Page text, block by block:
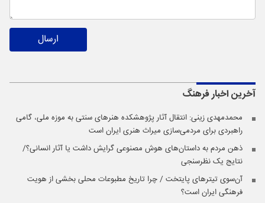
ارسال
آخرین اخبارفرهنگ
محمدمهدی زینی: انتقال آثار پژوهشکده هنرهای سنتی به موزه ملی، گامی
راهبردی برای مردمی‌سازی میراث هنری ایران است
ذهن مردم به داستان‌های هوش مصنوعی گرایش داشت یا آثار انسانی؟/
نتایج یک نظرسنجی
آن‌سوی تیترهای پایتخت / چرا تاریخ مطبوعات محلی بخشی از هویت
فرهنگی ایران است؟